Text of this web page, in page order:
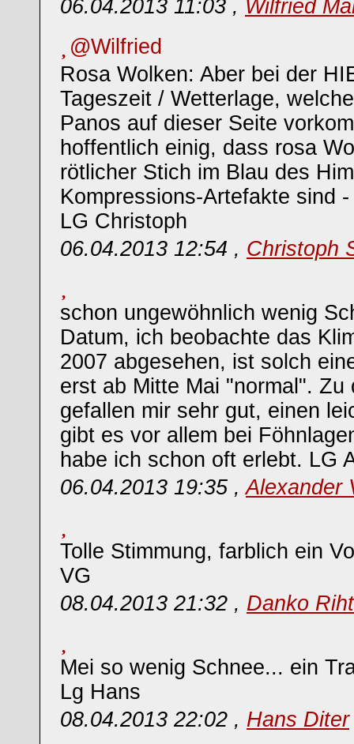
06.04.2013 11:03 , Wilfried
@Wilfried
Rosa Wolken: Aber bei der
Tageszeit / Wetterlage,
Panos auf dieser Seite
hoffentlich einig, dass rosa
rötlicher Stich im Blau des
Kompressions-Artefakte sind
LG Christoph
06.04.2013 12:54 , Christoph
schon ungewöhnlich wenig
Datum, ich beobachte das
2007 abgesehen, ist solch
erst ab Mitte Mai "normal". Zu
gefallen mir sehr gut, einen
gibt es vor allem bei
habe ich schon oft erlebt. LG
06.04.2013 19:35 ,Alexander
Tolle Stimmung, farblich ein
VG
08.04.2013 21:32 , Danko
Mei so wenig Schnee... ein
Lg Hans
08.04.2013 22:02 , Hans Diter